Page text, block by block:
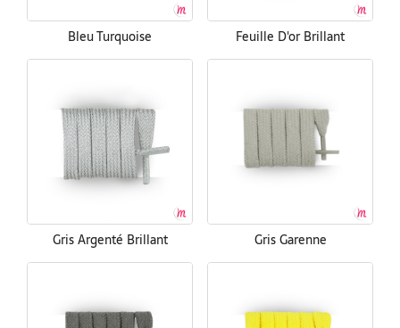
Bleu Turquoise Feuille D'or Brillant
Gris Argenté Brillant Gris Garenne